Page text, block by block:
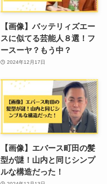
【画像】バッテリィズエー
スに似てる芸能人８選！フ
ースーヤ？もう中？
2024年12月17日
【画像】エバース町田の髪
型が謎！山内と同じシンプ
ルな構造だった！